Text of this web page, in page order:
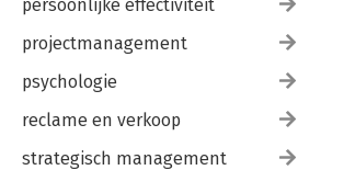
persoonlijke effectiviteit
projectmanagement
psychologie
reclame en verkoop
strategisch management